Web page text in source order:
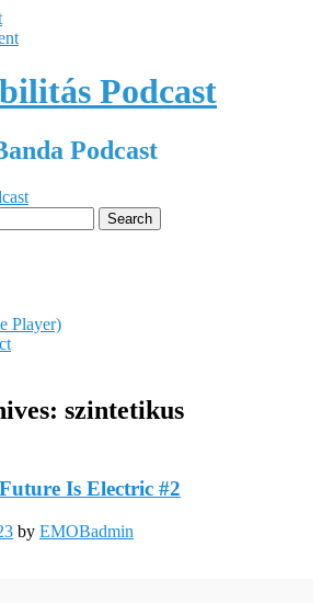
Podcast
Podcast
Player)
szintetikus
Is Electric #2
by EMOBadmin